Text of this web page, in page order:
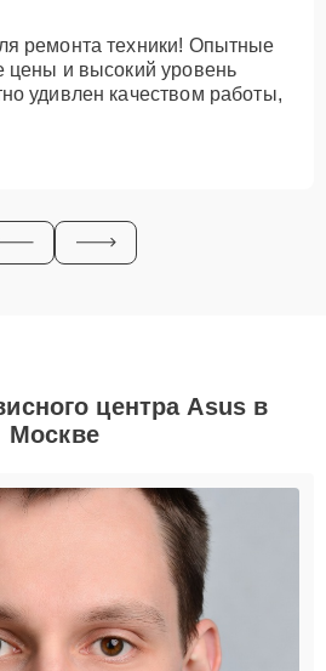
ремонта техники! Опытные
цены и высокий уровень
удивлен качеством работы,
центра Asus в
Москве